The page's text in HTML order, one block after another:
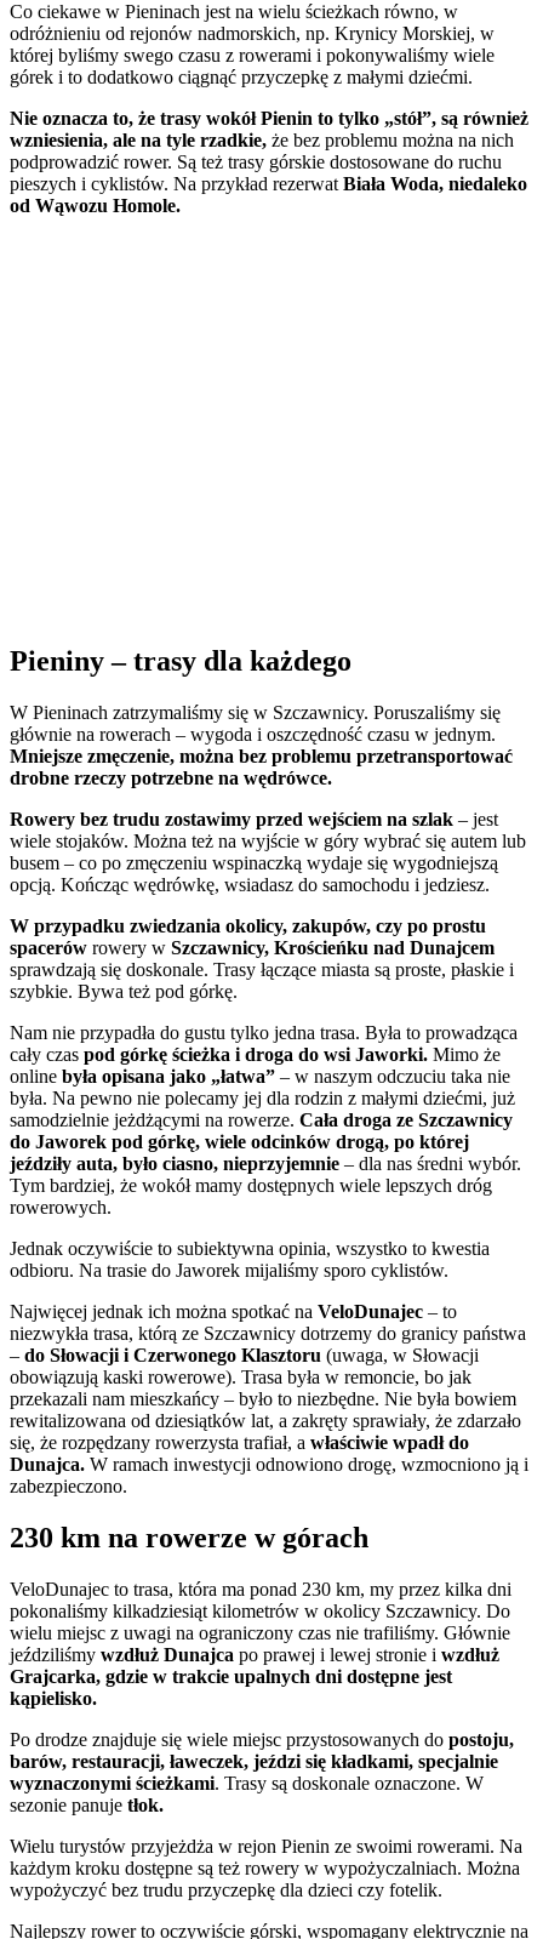
Co ciekawe w Pieninach jest na wielu ścieżkach równo, w
odróżnieniu od rejonów nadmorskich, np. Krynicy Morskiej, w
której byliśmy swego czasu z rowerami i pokonywaliśmy wiele
górek i to dodatkowo ciągnąć przyczepkę z małymi dziećmi.
Nie oznacza to, że trasy wokół Pienin to tylko „stół”, są również
wzniesienia, ale na tyle rzadkie, że bez problemu można na nich
podprowadzić rower. Są też trasy górskie dostosowane do ruchu
pieszych i cyklistów. Na przykład rezerwat Biała Woda, niedaleko
od Wąwozu Homole.
Pieniny – trasy dla każdego
W Pieninach zatrzymaliśmy się w Szczawnicy. Poruszaliśmy się
głównie na rowerach – wygoda i oszczędność czasu w jednym.
Mniejsze zmęczenie, można bez problemu przetransportować
drobne rzeczy potrzebne na wędrówce.
Rowery bez trudu zostawimy przed wejściem na szlak – jest
wiele stojaków. Można też na wyjście w góry wybrać się autem lub
busem – co po zmęczeniu wspinaczką wydaje się wygodniejszą
opcją. Kończąc wędrówkę, wsiadasz do samochodu i jedziesz.
W przypadku zwiedzania okolicy, zakupów, czy po prostu
spacerów rowery w Szczawnicy, Krościeńku nad Dunajcem
sprawdzają się doskonale. Trasy łączące miasta są proste, płaskie i
szybkie. Bywa też pod górkę.
Nam nie przypadła do gustu tylko jedna trasa. Była to prowadząca
cały czas pod górkę ścieżka i droga do wsi Jaworki. Mimo że
online była opisana jako „łatwa” – w naszym odczuciu taka nie
była. Na pewno nie polecamy jej dla rodzin z małymi dziećmi, już
samodzielnie jeżdżącymi na rowerze. Cała droga ze Szczawnicy
do Jaworek pod górkę, wiele odcinków drogą, po której
jeździły auta, było ciasno, nieprzyjemnie – dla nas średni wybór.
Tym bardziej, że wokół mamy dostępnych wiele lepszych dróg
rowerowych.
Jednak oczywiście to subiektywna opinia, wszystko to kwestia
odbioru. Na trasie do Jaworek mijaliśmy sporo cyklistów.
Najwięcej jednak ich można spotkać na VeloDunajec – to
niezwykła trasa, którą ze Szczawnicy dotrzemy do granicy państwa
– do Słowacji i Czerwonego Klasztoru (uwaga, w Słowacji
obowiązują kaski rowerowe). Trasa była w remoncie, bo jak
przekazali nam mieszkańcy – było to niezbędne. Nie była bowiem
rewitalizowana od dziesiątków lat, a zakręty sprawiały, że zdarzało
się, że rozpędzany rowerzysta trafiał, a właściwie wpadł do
Dunajca. W ramach inwestycji odnowiono drogę, wzmocniono ją i
zabezpieczono.
230 km na rowerze w górach
VeloDunajec to trasa, która ma ponad 230 km, my przez kilka dni
pokonaliśmy kilkadziesiąt kilometrów w okolicy Szczawnicy. Do
wielu miejsc z uwagi na ograniczony czas nie trafiliśmy. Głównie
jeździliśmy wzdłuż Dunajca po prawej i lewej stronie i wzdłuż
Grajcarka, gdzie w trakcie upalnych dni dostępne jest
kąpielisko.
Po drodze znajduje się wiele miejsc przystosowanych do postoju,
barów, restauracji, ławeczek, jeździ się kładkami, specjalnie
wyznaczonymi ścieżkami. Trasy są doskonale oznaczone. W
sezonie panuje tłok.
Wielu turystów przyjeżdża w rejon Pienin ze swoimi rowerami. Na
każdym kroku dostępne są też rowery w wypożyczalniach. Można
wypożyczyć bez trudu przyczepkę dla dzieci czy fotelik.
Najlepszy rower to oczywiście górski, wspomagany elektrycznie na